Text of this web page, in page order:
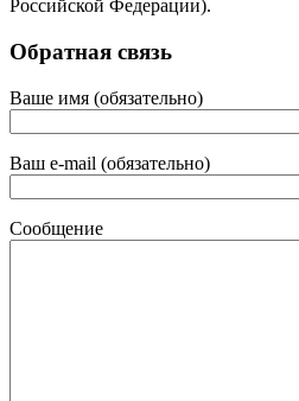
Российской Федерации).
Обратная связь
Ваше имя (обязательно)
Ваш e-mail (обязательно)
Сообщение